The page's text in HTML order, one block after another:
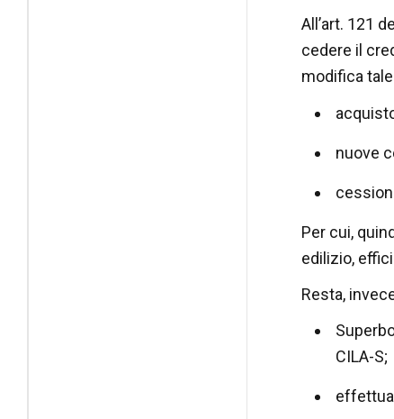
All’art. 121
cedere il
modifica
nuove
Per cui,
edilizio,
Resta,
CILA-S;